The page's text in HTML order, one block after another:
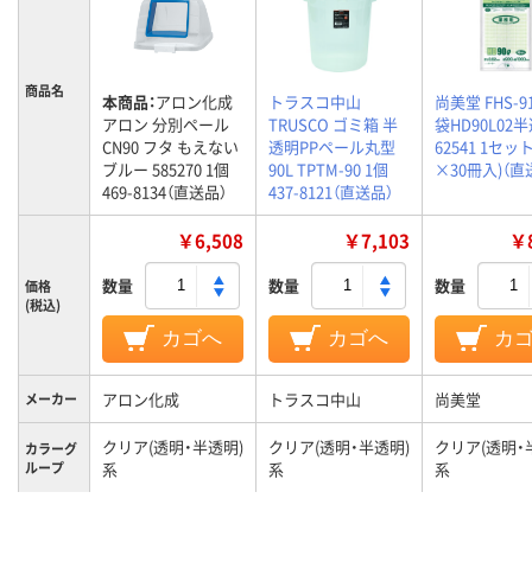
商品名 本商品：アロン化成
アロン 分別ペール
CN90 フタ もえない
ブルー 585270 1個
469-8134（直送品）
トラスコ中山
TRUSCO ゴミ箱 半
透明PPペール丸型
90L TPTM-90 1個
437-8121（直送品）
尚美堂 FHS-
袋HD90L02
62541 1セッ
×30冊入)（直
価格
(税込)
￥6,508
数量
カゴへ
￥7,103
数量
カゴへ
数量
カ
メーカー アロン化成 トラスコ中山 尚美堂
カラーグ
ループ
クリア(透明・半透明)
系
クリア(透明・半透明)
系
クリア(透明
系